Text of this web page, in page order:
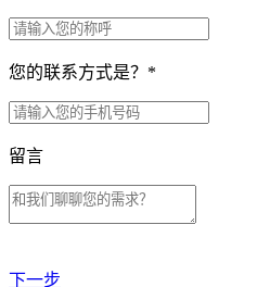
您的联系方式是？ *
留言
下一步